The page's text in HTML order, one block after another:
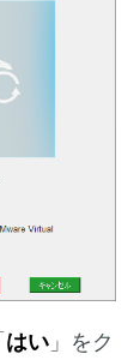
はい 」をク